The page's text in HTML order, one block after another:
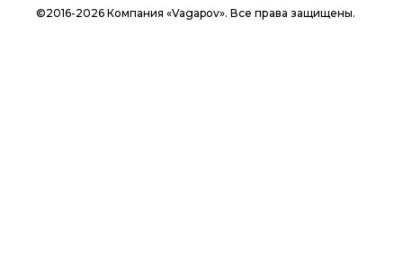
©2016-2026 Компания «Vagapov». Все права защищены.